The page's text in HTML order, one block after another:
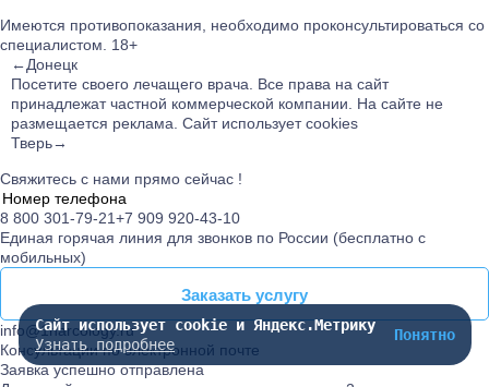
Имеются противопоказания, необходимо проконсультироваться со
специалистом. 18+
←Донецк
Посетите своего лечащего врача. Все права на сайт
принадлежат частной коммерческой компании. На сайте не
размещается реклама. Сайт использует cookies
Тверь→
Свяжитесь с нами прямо сейчас !
8 800 301-79-21+7 909 920-43-10
Единая горячая линия для звонков по России (бесплатно с
мобильных)
Заказать услугу
Заказать услугу
info@1narcology.ru
Консультации по электронной почте
Заявка успешно отправлена
Сайт использует cookie и Яндекс.Метрику
Узнать подробнее
Понятно